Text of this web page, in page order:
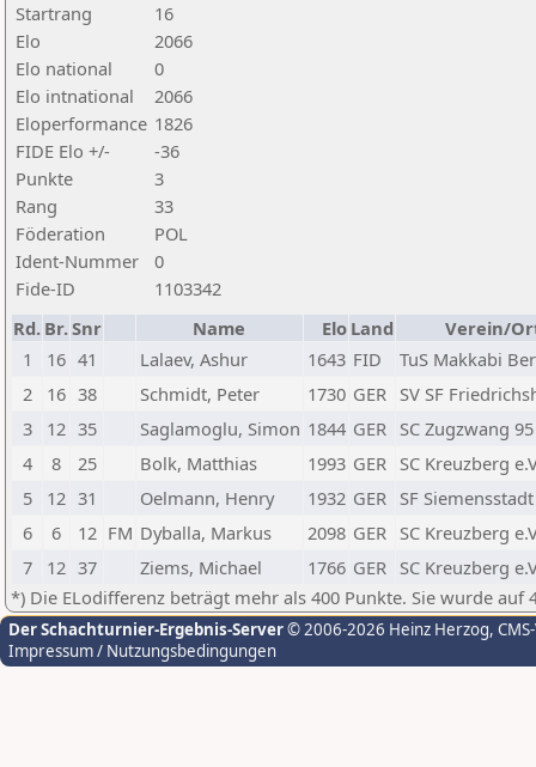
Startrang
16
Elo
2066
Elo national
0
Elo intnational
2066
Eloperformance 1826
FIDE Elo +/-
-36
Punkte
3
Rang
33
Föderation
POL
Ident-Nummer
0
Fide-ID
1103342
Rd. Br.Snr Name Elo Land
Verein/
1
16 41 Lalaev, Ashur 1643 FID
TuS Makkabi
2
16 38 Schmidt, Peter 1730 GER SV SF
3
12 35 Saglamoglu, Simon 1844 GER SC Zugzwang 95
4
8 25 Bolk, Matthias 1993 GER SC Kreuzberg
5
12 31 Oelmann, Henry 1932 GER SF Siemensstadt
6
6 12 FM Dyballa, Markus 2098 GER SC Kreuzberg
7
12 37 Ziems, Michael 1766 GER SC Kreuzberg
*) Die ELodifferenz beträgt mehr als 400 Punkte. Sie wurde auf
Der Schachturnier-Ergebnis-Server© 2006-2026 Heinz Herzog,
Impressum / Nutzungsbedingungen